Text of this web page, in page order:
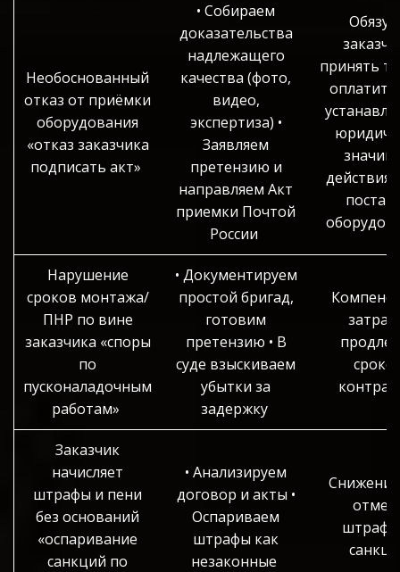
Необоснованный
отказ от приёмки
оборудования
«отказ заказчика
подписать акт»
• Собираем
доказательства
надлежащего
качества (фото,
видео,
экспертиза) •
Заявляем
претензию и
направляем Акт
приемки Почтой
России
принять
оплатить
действия,
Нарушение
сроков монтажа/
ПНР по вине
заказчика «споры
по
пусконаладочным
работам»
• Документируем
простой бригад,
готовим
претензию • В
суде взыскиваем
убытки за
задержку
Заказчик
начисляет
штрафы и пени
без оснований
«оспаривание
санкций по
• Анализируем
договор и акты •
Оспариваем
штрафы как
незаконные